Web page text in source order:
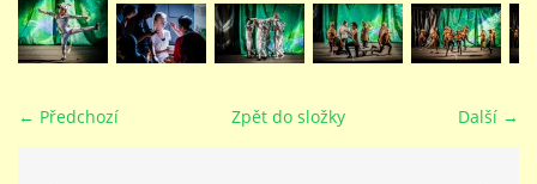
KURZY
← Předchozí Další →
Zpět do složky